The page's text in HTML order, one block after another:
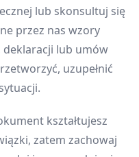
lub skonsultuj się
przez nas wzory
lub umów
uzupełnić
kształtujesz
zatem zachowaj